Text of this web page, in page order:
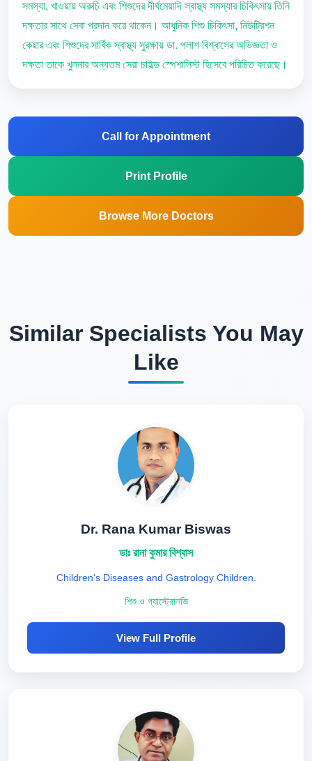
সমস্যা, খাওয়ায় অরুচি এবং শিশুদের দীর্ঘমেয়াদি স্বাস্থ্য সমস্যার চিকিৎসায় তিনি
দক্ষতার সাথে সেবা প্রদান করে থাকেন। আধুনিক শিশু চিকিৎসা, নিউট্রিশন
কেয়ার এবং শিশুদের সার্বিক স্বাস্থ্য সুরক্ষায় ডা. পলাশ বিশ্বাসের অভিজ্ঞতা ও
দক্ষতা তাকে খুলনার অন্যতম সেরা চাইল্ড স্পেশালিস্ট হিসেবে পরিচিত করেছে।
Call for Appointment
Print Profile
Browse More Doctors
Similar Specialists You May
Like
Dr. Rana Kumar Biswas
ডাঃ রানা কুমার বিশ্বাস
Children's Diseases and Gastrology Children.
শিশু ও গ্যাস্ট্রোলজি
View Full Profile